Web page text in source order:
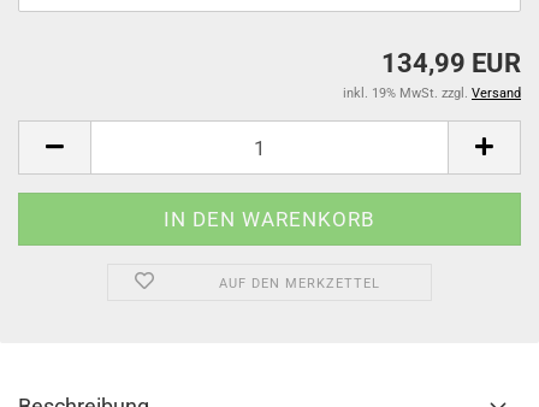
134,99 EUR
inkl. 19% MwSt. zzgl. Versand
AUF DEN MERKZETTEL